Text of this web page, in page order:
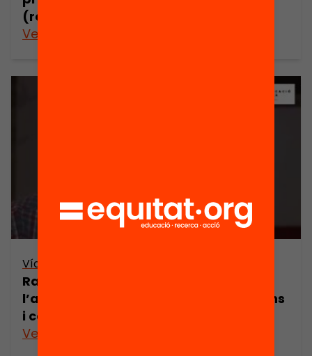
(retransmissió en directe)
Veure’n més
Vídeo
Ramon Grau – L’estudiant al centre:
l’alumne i els seus interessos, emocions
i capacitats
Veure’n més